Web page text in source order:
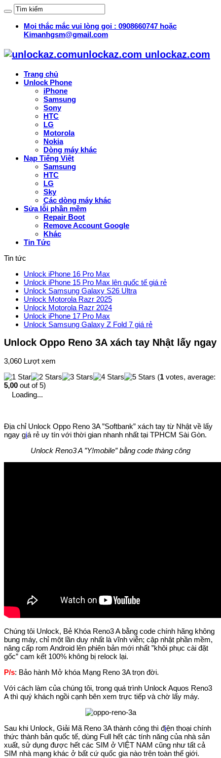
Mọi thắc mắc vui lòng gọi : 0908660747 hoặc
Kimanhgsm@gmail.com
unlockaz.com unlockaz.com
Trang chủ
Unlock Phone
iPhone
Samsung
Sony
HTC
LG
Motorola
Nokia
Dòng máy khác
Nạp Tiếng Việt
Samsung
HTC
LG
Sky
Các dòng máy khác
Sửa lỗi phần mềm
Repair Boot
Remove Account Google
Khác
Tin Tức
Tin tức
Unlock iPhone 16 Pro Max
Unlock iPhone 15 Pro Max lên quốc tế giá rẻ
Unlock Samsung Galaxy S26 Ultra
Unlock Motorola Razr 2025
Unlock Motorola Razr 2024
Unlock iPhone 17 Pro Max
Unlock Samsung Galaxy Z Fold 7 giá rẻ
Unlock Oppo Reno 3A xách tay Nhật lấy ngay
3,060 Lượt xem
(1 votes, average:
5,00 out of 5)
Loading...
Địa chỉ Unlock Oppo Reno 3A ”Softbank” xách tay từ Nhật về lấy
ngay giá rẻ uy tín với thời gian nhanh nhất tại TPHCM Sài Gòn.
Unlock Reno3 A ”Y!mobile” bằng code thàng công
Chúng tôi Unlock, Bẻ Khóa Reno3 A bằng code chính hãng không
bung máy, chỉ một lần duy nhất là vĩnh viễn; cập nhật phần mềm,
nâng cấp rom Android lên phiên bản mới nhất ”khôi phục cài đặt
gốc” cam kết 100% không bị relock lại.
P/s: Bảo hành Mở khóa Mạng Reno 3A trọn đời.
Với cách làm của chúng tôi, trong quá trình Unlock Aquos Reno3
A thì quý khách ngồi cạnh bên xem trực tiếp và chờ lấy máy.
Sau khi Unlock, Giải Mã Reno 3A thành công thì điện thoại chính
thức thành bản quốc tế, dùng Full hết các tính năng của nhà sản
xuất, sử dụng được hết các SIM ở VIỆT NAM cũng như tất cả
SIM nhà mạng khác ở bất cứ quốc gia nào trên toàn thế giới.